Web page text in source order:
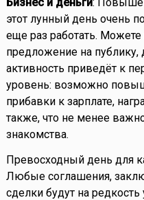
этот лунный день очень
еще раз работать.
предложение на публику,
активность приведёт к
уровень: возможно
прибавки к зарплате,
также, что не менее
знакомства.
Превосходный день для
Любые соглашения,
сделки будут на